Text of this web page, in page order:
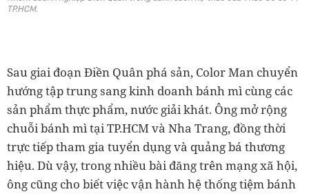
TP.HCM.
Sau giai đoạn Điền Quân phá sản, Color Man chuyển
hướng tập trung sang kinh doanh bánh mì cùng các
sản phẩm thực phẩm, nước giải khát. Ông mở rộng
chuỗi bánh mì tại TP.HCM và Nha Trang, đồng thời
trực tiếp tham gia tuyển dụng và quảng bá thương
hiệu. Dù vậy, trong nhiều bài đăng trên mạng xã hội,
ông cũng cho biết việc vận hành hệ thống tiệm bánh